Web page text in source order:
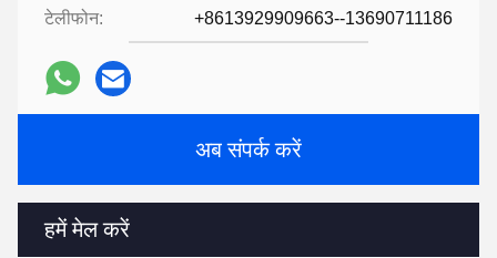
टेलीफोन: +8613929909663--13690711186
अब संपर्क करें
हमें मेल करें